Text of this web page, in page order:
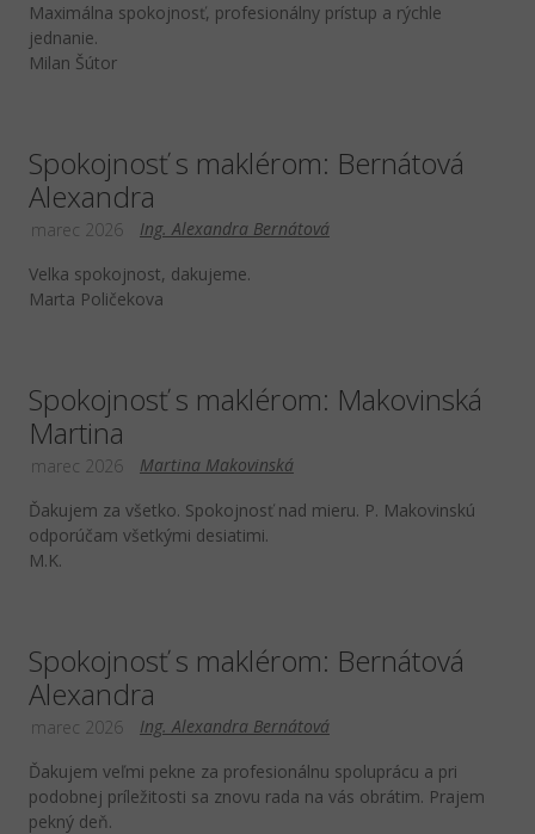
Maximálna spokojnosť, profesionálny prístup a rýchle
jednanie.
Milan Šútor
Spokojnosť s maklérom: Bernátová
Alexandra
Ing. Alexandra Bernátová
marec 2026
Velka spokojnost, dakujeme.
Marta Poličekova
Spokojnosť s maklérom: Makovinská
Martina
Martina Makovinská
marec 2026
Ďakujem za všetko. Spokojnosť nad mieru. P. Makovinskú
odporúčam všetkými desiatimi.
M.K.
Spokojnosť s maklérom: Bernátová
Alexandra
Ing. Alexandra Bernátová
marec 2026
Ďakujem veľmi pekne za profesionálnu spoluprácu a pri
podobnej príležitosti sa znovu rada na vás obrátim. Prajem
pekný deň.